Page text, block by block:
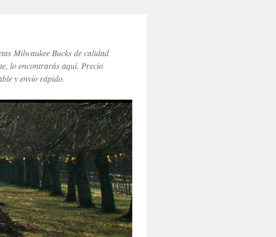
Milwaukee Bucks de calidad
lo encontrarás aquí. Precio
y envío rápido.